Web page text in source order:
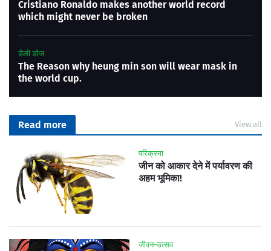
Cristiano Ronaldo makes another world record
which might never be broken
डेली डोज
The Reason why heung min son will wear mask in
the world cup.
Read more View all
परिक्रमा
जीन को आकार देने में पर्यावरण की
अहम भूमिका!
जीवन-उत्सव